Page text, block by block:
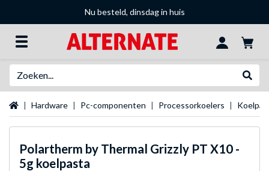
Nu besteld, dinsdag in huis
Startpagina
Hardware Pc-componenten Processorkoelers
Polartherm by Thermal Grizzly PT X10 -
5g koelpasta